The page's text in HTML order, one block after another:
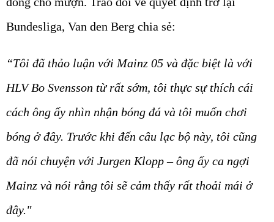
Bundesliga, Van den Berg chia sẻ:
“Tôi đã thảo luận với Mainz 05 và đặc biệt là với
HLV Bo Svensson từ rất sớm, tôi thực sự thích cái
cách ông ấy nhìn nhận bóng đá và tôi muốn chơi
bóng ở đây. Trước khi đến câu lạc bộ này, tôi cũng
đã nói chuyện với Jurgen Klopp – ông ấy ca ngợi
Mainz và nói rằng tôi sẽ cảm thấy rất thoải mái ở
đây."